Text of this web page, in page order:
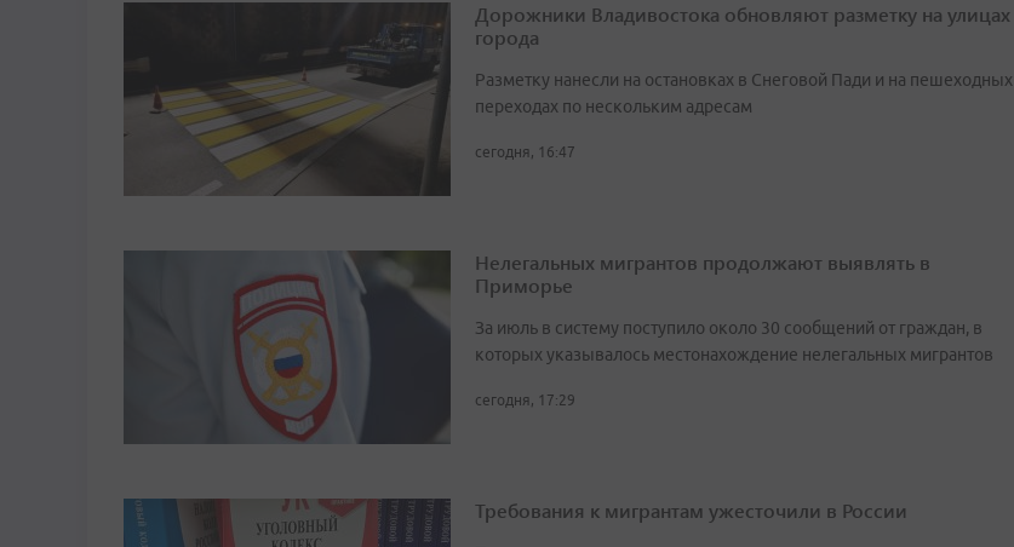
Дорожники Владивостока обновляют разметку на улицах
города
Разметку нанесли на остановках в Снеговой Пади и на пешеходных
переходах по нескольким адресам
сегодня, 16:47
Нелегальных мигрантов продолжают выявлять в
Приморье
За июль в систему поступило около 30 сообщений от граждан, в
которых указывалось местонахождение нелегальных мигрантов
сегодня, 17:29
Требования к мигрантам ужесточили в России